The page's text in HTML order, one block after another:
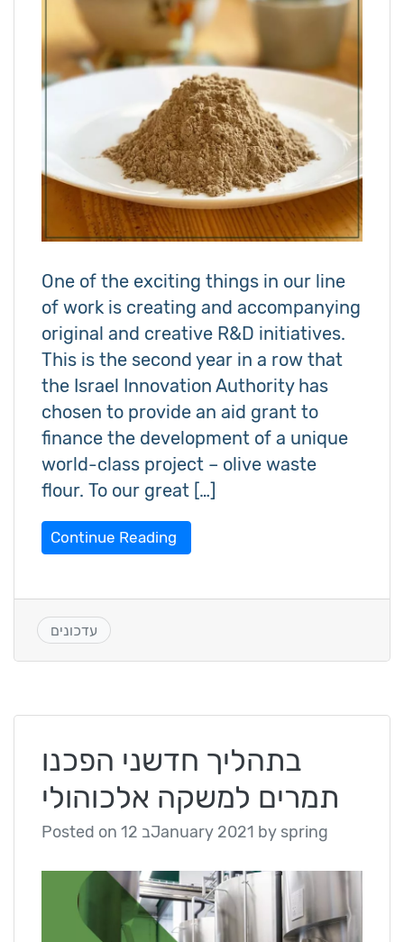
One of the exciting things in our line
of work is creating and accompanying
original and creative R&D initiatives.
This is the second year in a row that
the Israel Innovation Authority has
chosen to provide an aid grant to
finance the development of a unique
world-class project – olive waste
flour. To our great […]
Continue Reading
עדכונים
בתהליך חדשני הפכנו
תמרים למשקה אלכוהולי
Posted on 12 בJanuary 2021 by spring